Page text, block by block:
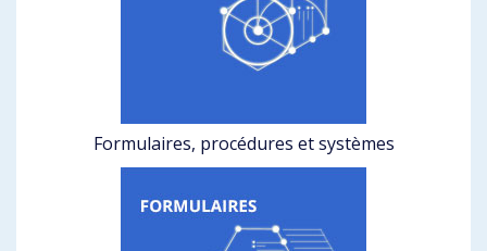
Formulaires, procédures et systèmes